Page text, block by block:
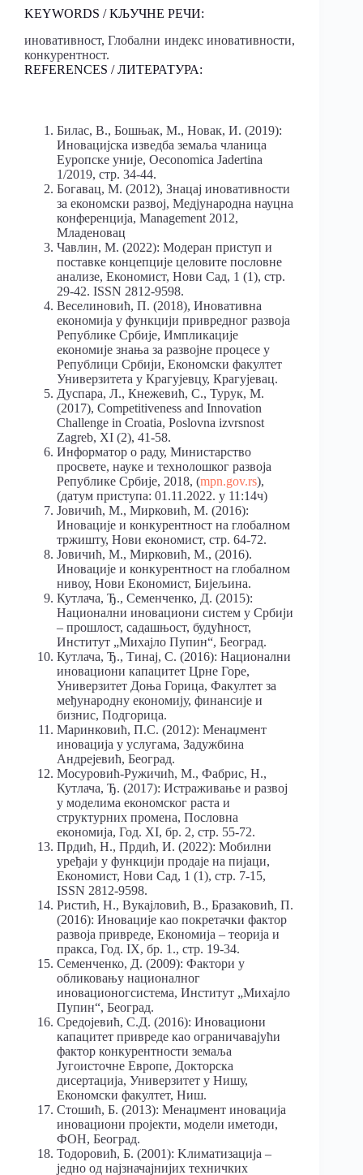
KEYWORDS / КЉУЧНЕ РЕЧИ:
иновативност, Глобални индекс иновативности,
конкурентност.
REFERENCES / ЛИТЕРАТУРА:
Билас, В., Бошњак, М., Новак, И. (2019):
Иновацијска изведба земаља чланица
Еуропске уније, Oeconomica Jadertina
1/2019, стр. 34-44.
Богавац, М. (2012), Знацај иновативности
за економски развој, Медјународна науцна
конференција, Management 2012,
Младеновац
Чавлин, М. (2022): Модеран приступ и
поставке концепције целовите пословне
анализе, Економист, Нови Сад, 1 (1), стр.
29-42. ISSN 2812-9598.
Веселиновић, П. (2018), Иновативна
економија у функцији привредног развоја
Републике Србије, Импликације
економије знања за развојне процесе у
Републици Србији, Економски факултет
Универзитета у Крагујевцу, Крагујевац.
Дуспара, Л., Кнежевић, С., Турук, M.
(2017), Competitiveness and Innovation
Challenge in Croatia, Poslovna izvrsnost
Zagreb, XI (2), 41-58.
Информатор о раду, Министарство
просвете, науке и технолошког развоја
Републике Србије, 2018, (mpn.gov.rs),
(датум приступа: 01.11.2022. у 11:14ч)
Јовичић, М., Мирковић, М. (2016):
Иновације и конкурентност на глобалном
тржишту, Нови економист, стр. 64-72.
Јовичић, М., Мирковић, М., (2016).
Иновације и конкурентност на глобалном
нивоу, Нови Економист, Бијељина.
Кутлача, Ђ., Семенченко, Д. (2015):
Национални иновациони систем у Србији
– прошлост, садашњост, будућност,
Институт „Михајло Пупин“, Београд.
Кутлача, Ђ., Тинај, С. (2016): Национални
иновациони капацитет Црне Горе,
Универзитет Доња Горица, Факултет за
међународну економију, финансије и
бизнис, Подгорица.
Маринковић, П.С. (2012): Менаџмент
иновација у услугама, Задужбина
Андрејевић, Београд.
Мосуровић-Ружичић, М., Фабрис, Н.,
Кутлача, Ђ. (2017): Истраживање и развој
у моделима економског раста и
структурних промена, Пословна
економија, Год. XI, бр. 2, стр. 55-72.
Прдић, Н., Прдић, И. (2022): Мобилни
уређаји у функцији продаје на пијаци,
Економист, Нови Сад, 1 (1), стр. 7-15,
ISSN 2812-9598.
Ристић, Н., Вукајловић, В., Бразаковић, П.
(2016): Иновације као покретачки фактор
развоја привреде, Економија – теорија и
пракса, Год. IX, бр. 1., стр. 19-34.
Семенченко, Д. (2009): Фактори у
обликовању националног
иновационогсистема, Институт „Михајло
Пупин“, Београд.
Средојевић, С.Д. (2016): Иновациони
капацитет привреде као ограничавајући
фактор конкурентности земаља
Југоисточне Европе, Докторска
дисертација, Универзитет у Нишу,
Економски факултет, Ниш.
Стошић, Б. (2013): Менаџмент иновација
иновациони пројекти, модели иметоди,
ФОН, Београд.
Тодоровић, Б. (2001): Kлиматизација –
једно од најзначајнијих техничких